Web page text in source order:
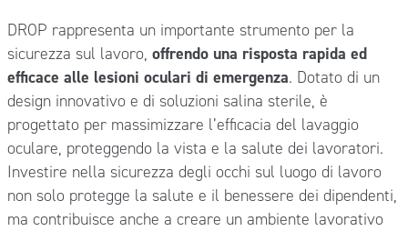
DROP rappresenta un importante strumento per la
sicurezza sul lavoro, offrendo una risposta rapida ed
efficace alle lesioni oculari di emergenza. Dotato di un
design innovativo e di soluzioni salina sterile, è
progettato per massimizzare l’efficacia del lavaggio
oculare, proteggendo la vista e la salute dei lavoratori.
Investire nella sicurezza degli occhi sul luogo di lavoro
non solo protegge la salute e il benessere dei dipendenti,
ma contribuisce anche a creare un ambiente lavorativo